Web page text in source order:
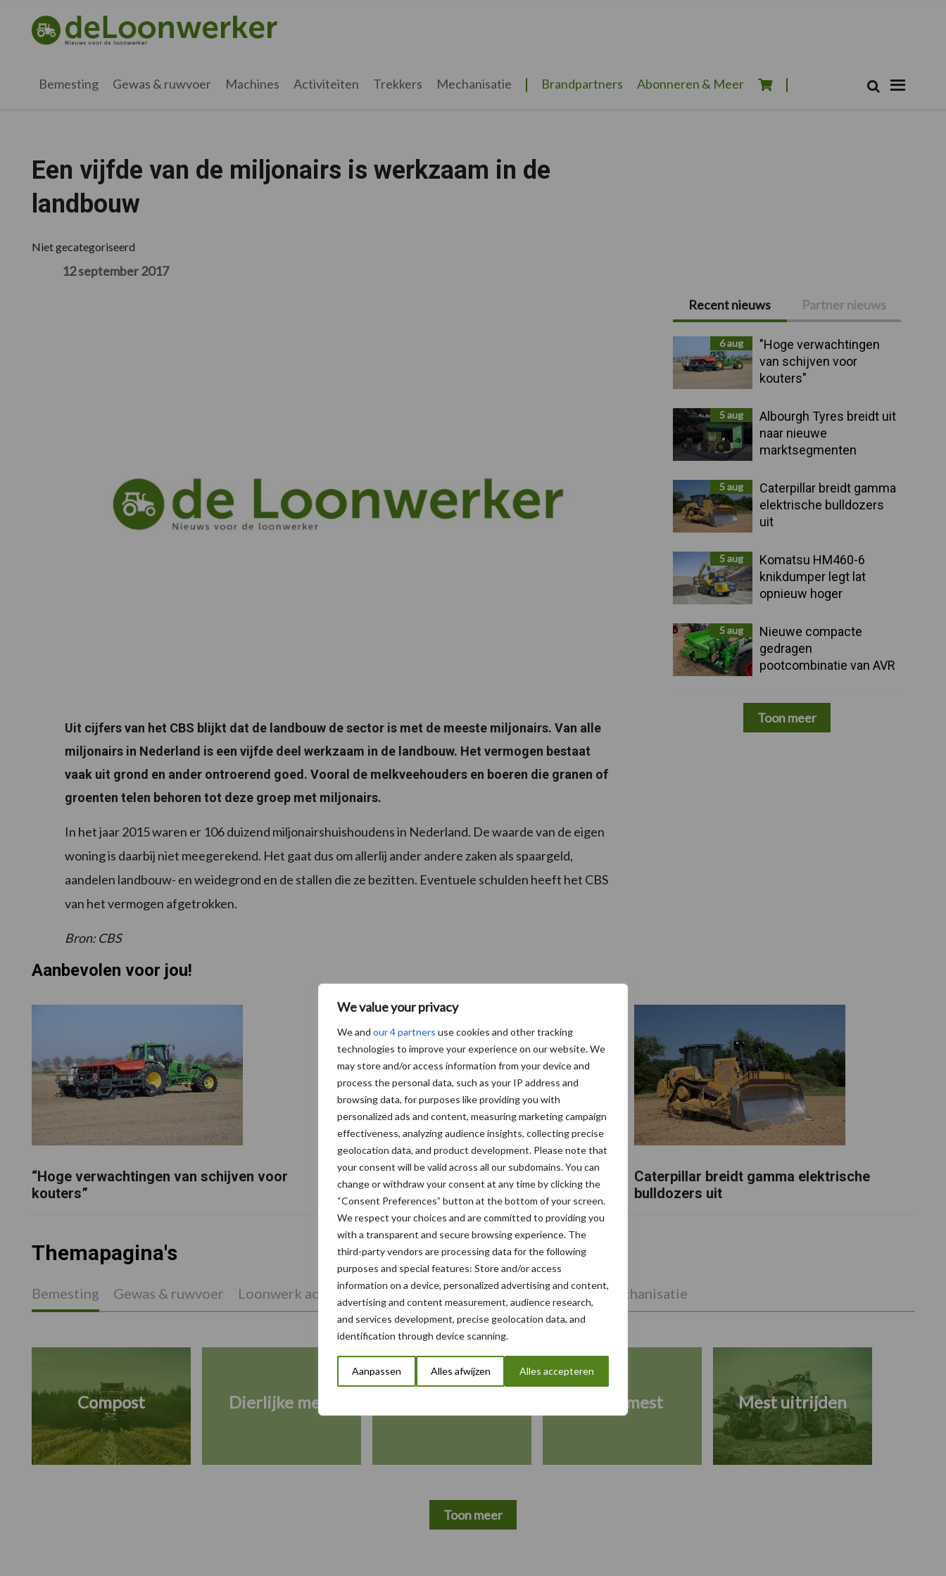
We value your privacy
We and our 4 partners use cookies and other tracking
technologies to improve your experience on our website. We
may store and/or access information from your device and
process the personal data, such as your IP address and
browsing data, for purposes like providing you with
personalized ads and content, measuring marketing campaign
effectiveness, analyzing audience insights, collecting precise
geolocation data, and product development. Please note that
your consent will be valid across all our subdomains. You can
change or withdraw your consent at any time by clicking the
“Consent Preferences” button at the bottom of your screen.
We respect your choices and are committed to providing you
with a transparent and secure browsing experience. The
third-party vendors are processing data for the following
purposes and special features: Store and/or access
information on a device, personalized advertising and content,
advertising and content measurement, audience research,
and services development, precise geolocation data, and
identification through device scanning.
Aanpassen Alles afwijzen Alles accepteren
hoofdnavigatie
hoofd
eerste
voettekst
deloonwerker.nl
Bemesting Gewas & ruwvoer Machines Activiteiten Trekkers Mechanisatie Brandpartners Abonneren & Meer Zoek
Een vijfde van de miljonairs is werkzaam in de
landbouw
Niet gecategoriseerd
12 september 2017
Uit cijfers van het CBS blijkt dat de landbouw de sector is met de meeste miljonairs. Van alle
miljonairs in Nederland is een vijfde deel werkzaam in de landbouw. Het vermogen bestaat
vaak uit grond en ander ontroerend goed. Vooral de melkveehouders en boeren die granen of
groenten telen behoren tot deze groep met miljonairs.
In het jaar 2015 waren er 106 duizend miljonairshuishoudens in Nederland. De waarde van de eigen
woning is daarbij niet meegerekend. Het gaat dus om allerlij ander andere zaken als spaargeld,
aandelen landbouw- en weidegrond en de stallen die ze bezitten. Eventuele schulden heeft het CBS
van het vermogen afgetrokken.
Bron: CBS
Primaire
Sidebar
Recent nieuws Partner nieuws
6 aug
"Hoge verwachtingen
van schijven voor
kouters"
5 aug
Albourgh Tyres breidt uit
naar nieuwe
marktsegmenten
5 aug
Caterpillar breidt gamma
elektrische bulldozers
uit
5 aug
Komatsu HM460-6
knikdumper legt lat
opnieuw hoger
5 aug
Nieuwe compacte
gedragen
pootcombinatie van AVR
Toon meer
Aanbevolen voor jou!
“Hoge verwachtingen van schijven voor
kouters”
Albourgh Tyres breidt uit naar nieuwe
marktsegmenten
Caterpillar breidt gamma elektrische
bulldozers uit
Themapagina's
Bemesting Gewas & ruwvoer Loonwerk activiteiten Landbouwmachines Trekkers Mechanisatie
Compost Dierlijke mest Kunstmest Mest uitrijden
Toon meer